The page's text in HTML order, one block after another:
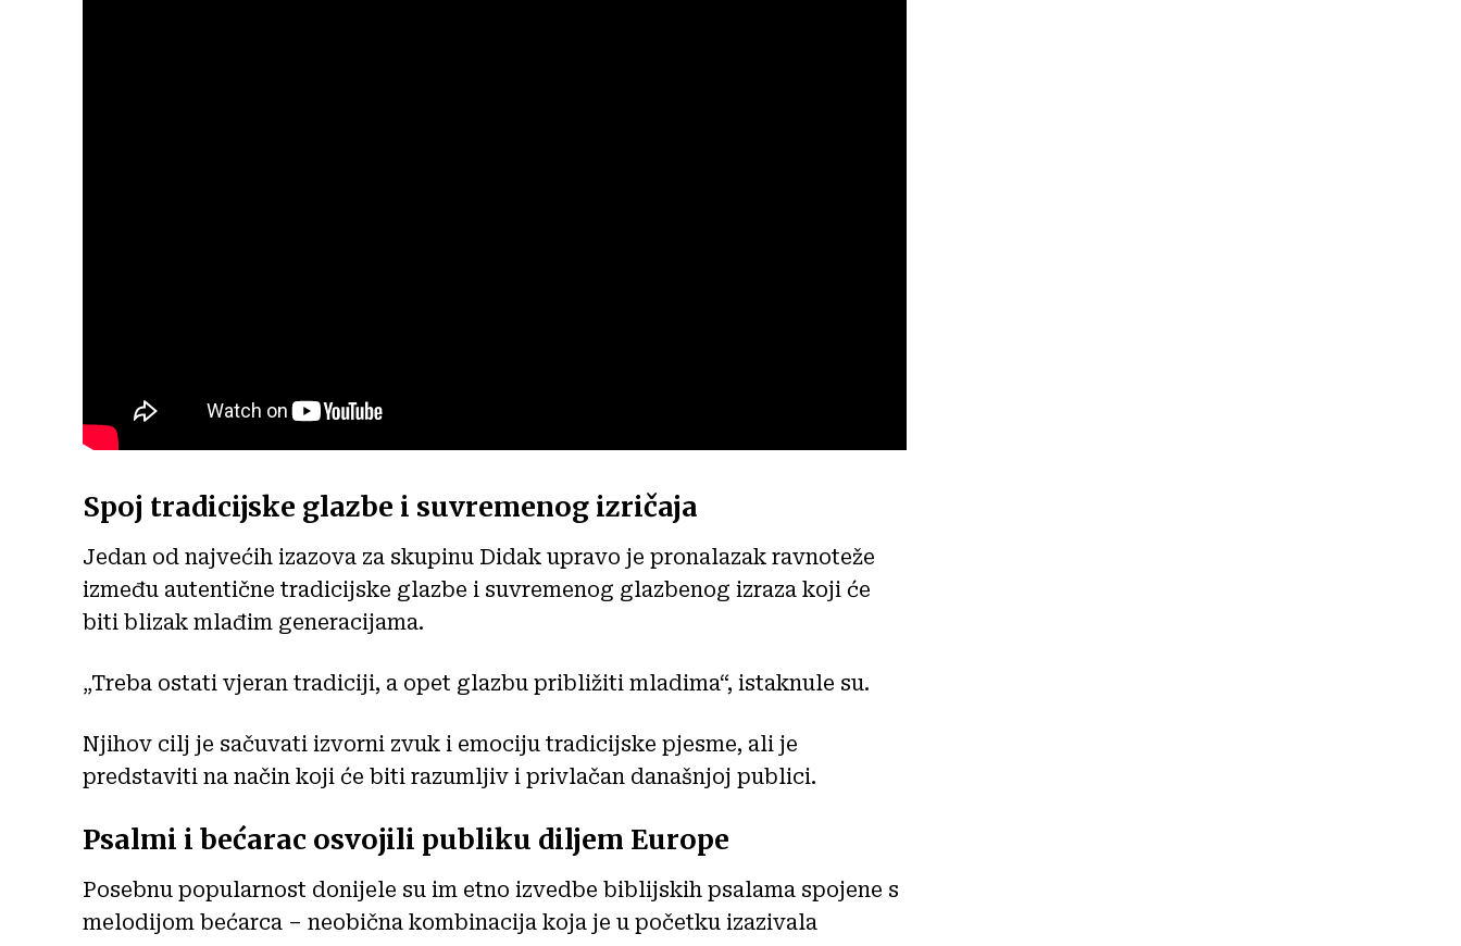
Spoj tradicijske glazbe i suvremenog izričaja
Jedan od najvećih izazova za skupinu Didak upravo je pronalazak ravnoteže
između autentične tradicijske glazbe i suvremenog glazbenog izraza koji će
biti blizak mlađim generacijama.
„Treba ostati vjeran tradiciji, a opet glazbu približiti mladima“, istaknule su.
Njihov cilj je sačuvati izvorni zvuk i emociju tradicijske pjesme, ali je
predstaviti na način koji će biti razumljiv i privlačan današnjoj publici.
Psalmi i bećarac osvojili publiku diljem Europe
Posebnu popularnost donijele su im etno izvedbe biblijskih psalama spojene s
melodijom bećarca – neobična kombinacija koja je u početku izazivala